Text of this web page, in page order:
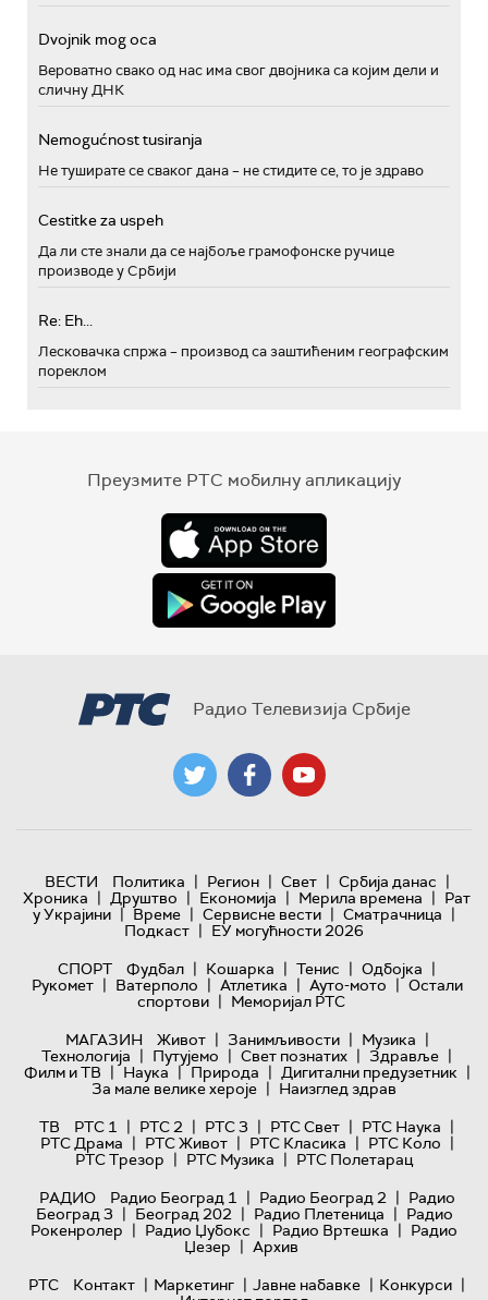
Dvojnik mog oca
Вероватно свако од нас има свог двојника са којим дели и
сличну ДНК
Nemogućnost tusiranja
Не туширате се сваког дана – не стидите се, то је здраво
Cestitke za uspeh
Да ли сте знали да се најбоље грамофонске ручице
производе у Србији
Re: Eh...
Лесковачка спржа – производ са заштићеним географским
пореклом
Преузмите РТС мобилну апликацију
Радио Телевизија Србије
ВЕСТИ Политика | Регион | Свет | Србија данас |
Хроника | Друштво | Економија | Мерила времена | Рат
у Украјини | Време | Сервисне вести | Сматрачница |
Подкаст | ЕУ могућности 2026
СПОРТ
Фудбал | Кошарка | Тенис | Одбојка |
Рукомет | Ватерполо | Атлетика | Ауто-мото | Остали
спортови | Меморијал РТС
МАГАЗИН
Живот | Занимљивости | Музика |
Технологијa | Путујемо | Свет познатих | Здравље |
Филм и ТВ | Наука | Природа | Дигитални предузетник |
За мале велике хероје | Наизглед здрав
ТВ
РТС 1 | РТС 2 | РТС 3 | РТС Свет | РТС Наука |
РТС Драма | РТС Живот | РТС Класика | РТС Коло |
РТС Трезор | РТС Музика | РТС Полетарац
РАДИО
Радио Београд 1 | Радио Београд 2 | Радио
Београд 3 | Београд 202 | Радио Плетеница | Радио
Рокенролер | Радио Џубокс | Радио Вртешка | Радио
Џезер | Архив
РТС
Контакт | Маркетинг | Јавне набавке | Конкурси |